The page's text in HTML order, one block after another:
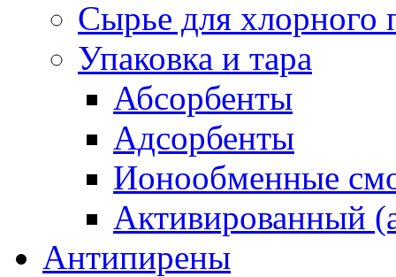
Сырье для хлорного
Упаковка и тара
Абсорбенты
Адсорбенты
Ионообменные
Активированный
Антипирены